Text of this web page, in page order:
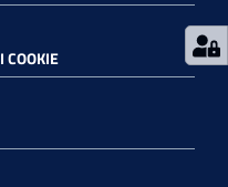
COOKIE